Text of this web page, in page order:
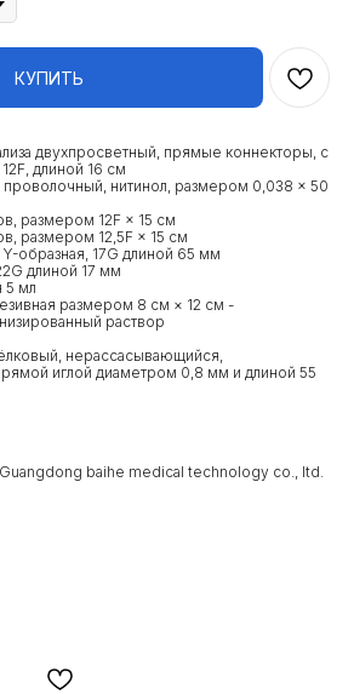
КУПИТЬ
двухпросветный, прямые коннекторы, с
длиной 16 см
проволочный, нитинол, размером 0,038 × 50
размером 12F × 15 см
размером 12,5F × 15 см
Y-образная, 17G длиной 65 мм
длиной 17 мм
5 мл
размером 8 см × 12 см -
раствор
нерассасывающийся,
иглой диаметром 0,8 мм и длиной 55
baihe medical technology co., ltd.